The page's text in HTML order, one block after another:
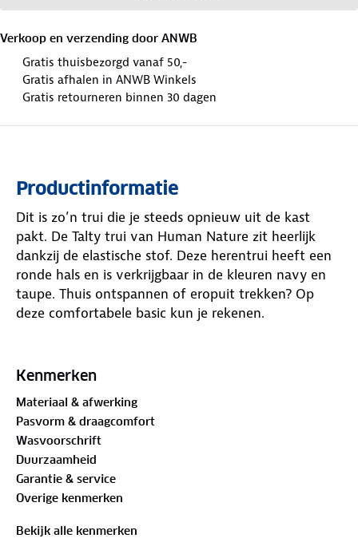
Verkoop en verzending door ANWB
Gratis thuisbezorgd vanaf 50,-
Gratis afhalen in ANWB Winkels
Gratis retourneren binnen 30 dagen
Productinformatie
Dit is zo’n trui die je steeds opnieuw uit de kast
pakt. De Talty trui van Human Nature zit heerlijk
dankzij de elastische stof. Deze herentrui heeft een
ronde hals en is verkrijgbaar in de kleuren navy en
taupe. Thuis ontspannen of eropuit trekken? Op
deze comfortabele basic kun je rekenen.
77%biologisch katoen
Is je kleding aan vervanging toe? Lever het in bij
onze winkels. Wij geven er een nieuwe bestemming
aan.
Kenmerken
Materiaal & afwerking
Pasvorm & draagcomfort
Wasvoorschrift
Duurzaamheid
Garantie & service
Overige kenmerken
Bekijk alle kenmerken